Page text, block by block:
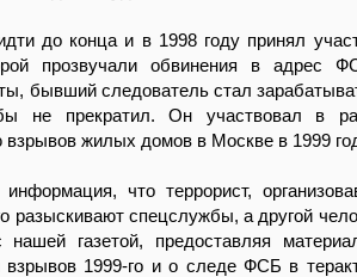
до конца и в 1998 году принял
прозвучали обвинения в адрес
бывший следователь стал
не прекратил. Он участвовал в
жилых домов в Москве в 1999
что террорист,
разыскивают спецслужбы, а другой
газетой, предоставляя
взрывов 1999-го и о следе ФСБ в